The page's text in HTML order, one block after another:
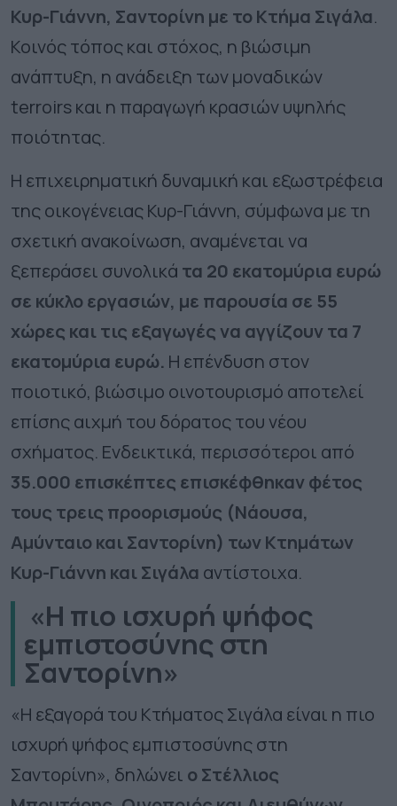
Κυρ-Γιάννη, Σαντορίνη με το Κτήμα Σιγάλα.
Κοινός τόπος και στόχος, η βιώσιμη
ανάπτυξη, η ανάδειξη των μοναδικών
terroirs και η παραγωγή κρασιών υψηλής
ποιότητας.
Η επιχειρηματική δυναμική και εξωστρέφεια
της οικογένειας Κυρ-Γιάννη, σύμφωνα με τη
σχετική ανακοίνωση, αναμένεται να
ξεπεράσει συνολικά τα 20 εκατομύρια ευρώ
σε κύκλο εργασιών, με παρουσία σε 55
χώρες και τις εξαγωγές να αγγίζουν τα 7
εκατομύρια ευρώ. Η επένδυση στον
ποιοτικό, βιώσιμο οινοτουρισμό αποτελεί
επίσης αιχμή του δόρατος του νέου
σχήματος. Ενδεικτικά, περισσότεροι από
35.000 επισκέπτες επισκέφθηκαν φέτος
τους τρεις προορισμούς (Νάουσα,
Αμύνταιο και Σαντορίνη) των Κτημάτων
Κυρ-Γιάννη και Σιγάλα αντίστοιχα.
«Η πιο ισχυρή ψήφος
εμπιστοσύνης στη
Σαντορίνη»
«Η εξαγορά του Κτήματος Σιγάλα είναι η πιο
ισχυρή ψήφος εμπιστοσύνης στη
Σαντορίνη», δηλώνει ο Στέλλιος